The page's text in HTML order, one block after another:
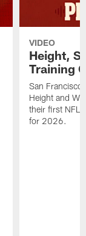
VIDEO
Height,
Training
San Francisco
Height and
their first NFL
for 2026.